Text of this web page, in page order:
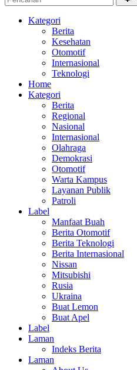
Kategori
Berita
Kesehatan
Otomotif
Internasional
Teknologi
Home
Kategori
Berita
Regional
Nasional
Internasional
Olahraga
Demokrasi
Otomotif
Warta Kampus
Layanan Publik
Patroli
Label
Manfaat Buah
Berita Otomotif
Berita Teknologi
Berita Internasional
Nissan
Mitsubishi
Rusia
Ukraina
Buat Lemon
Buat Apel
Label
Laman
Indeks Berita
Laman